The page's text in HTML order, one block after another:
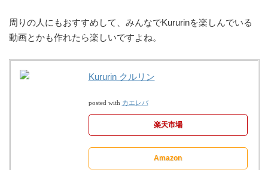
周りの人にもおすすめして、みんなでKururinを楽しんでいる
動画とかも作れたら楽しいですよね。
Kururin クルリン
posted with カエレバ
楽天市場
Amazon